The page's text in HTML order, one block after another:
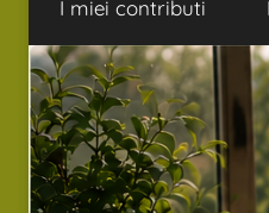
I miei contributi